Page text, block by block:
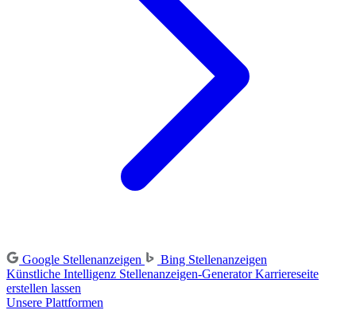
Google Stellenanzeigen
Bing Stellenanzeigen
Künstliche Intelligenz Stellenanzeigen-GeneratorKarriereseite
erstellen lassen
Unsere Plattformen